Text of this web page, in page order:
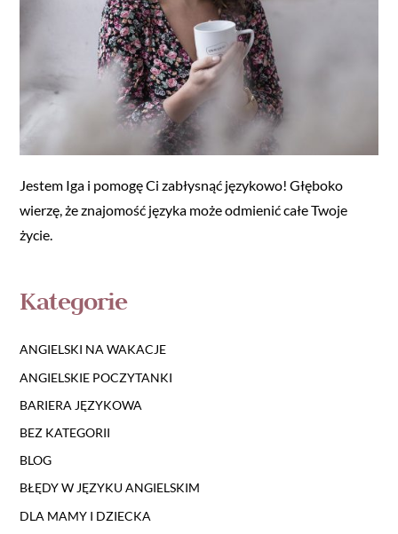
Jestem Iga i pomogę Ci zabłysnąć językowo! Głęboko
wierzę, że znajomość języka może odmienić całe Twoje
życie.
Kategorie
ANGIELSKI NA WAKACJE
ANGIELSKIE POCZYTANKI
BARIERA JĘZYKOWA
BEZ KATEGORII
BLOG
BŁĘDY W JĘZYKU ANGIELSKIM
DLA MAMY I DZIECKA